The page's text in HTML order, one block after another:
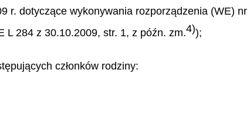
r. dotyczące wykonywania rozporządzenia (WE)
L 284 z 30.10.2009, str. 1, z późn. zm.4));
członków rodziny: